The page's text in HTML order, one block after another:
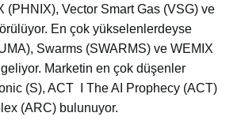
(PHNIX), Vector Smart Gas (VSG) ve
En çok yükselenlerdeyse
Swarms (SWARMS) ve WEMIX
Marketin en çok düşenler
(S), ACT I The AI Prophecy (ACT)
(ARC) bulunuyor.